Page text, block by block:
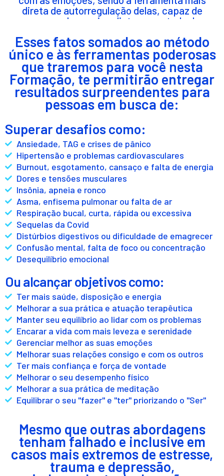
direta de autorregulação delas, capaz de
gerar mudanças imediatas no estado de
Esses fatos somados ao método
único e às ferramentas poderosas
que traremos para você nesta
Formação, te permitirão entregar
resultados surpreendentes para
pessoas em busca de:
Superar desafios como:
Ansiedade, TAG e crises de pânico
Hipertensão e problemas cardiovasculares
Burnout, esgotamento, cansaço e falta de energia
Dores e tensões musculares
Insônia, apneia e ronco
Asma, enfisema pulmonar ou falta de ar
Respiração bucal, curta, rápida ou excessiva
Sequelas da Covid
Distúrbios digestivos ou dificuldade de emagrecer
Confusão mental, falta de foco ou concentração
Desequilíbrio emocional
Ou alcançar objetivos como:
Ter mais saúde, disposição e energia​
Melhorar a sua prática e atuação terapêutica
Manter seu equilíbrio ao lidar com os problemas
Encarar a vida com mais leveza e serenidade
Gerenciar melhor as suas emoções
Melhorar suas relações consigo e com os outros
Ter mais confiança e força de vontade
Melhorar o seu desempenho físico
Melhorar a sua prática de meditação
Equilibrar o seu "fazer" e "ter" priorizando o "Ser"
Mesmo que outras abordagens
tenham falhado e inclusive em
casos mais extremos de estresse,
trauma e depressão,